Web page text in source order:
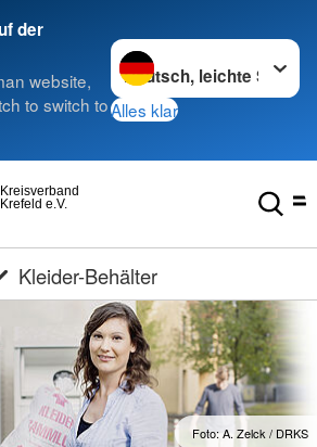
der
website,
to switch to
Sprache wechseln zu
Alles klar
Krefeld e.V.
Kreisverband
Kleider-Behälter
Foto: A. Zelck / DRKS